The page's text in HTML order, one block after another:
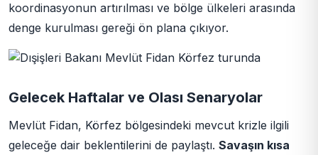
koordinasyonun artırılması ve bölge ülkeleri arasında
denge kurulması gereği ön plana çıkıyor.
Gelecek Haftalar ve Olası Senaryolar
Mevlüt Fidan, Körfez bölgesindeki mevcut krizle ilgili
geleceğe dair beklentilerini de paylaştı. Savaşın kısa